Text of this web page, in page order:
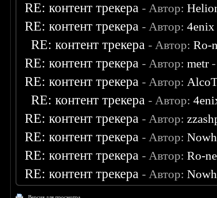
RE: контент трекера - Автор:
RE: контент трекера - Автор:4enix
RE: контент трекера - Автор:Ro-
RE: контент трекера - Автор:metr-
RE: контент трекера - Автор:
RE: контент трекера - Автор:
RE: контент трекера - Автор:
RE: контент трекера - Автор:
RE: контент трекера - Автор:Ro-
RE: контент трекера - Автор: